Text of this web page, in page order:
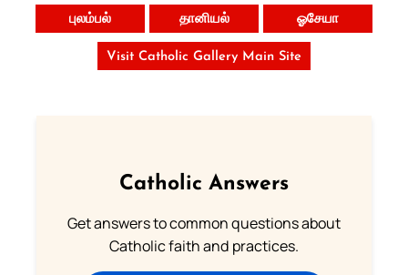
புலம்பல் தானியல் ஓசேயா
Visit Catholic Gallery Main Site
Catholic Answers
Get answers to common questions about
Catholic faith and practices.